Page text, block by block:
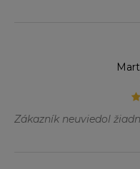
Zákazník neuviedol